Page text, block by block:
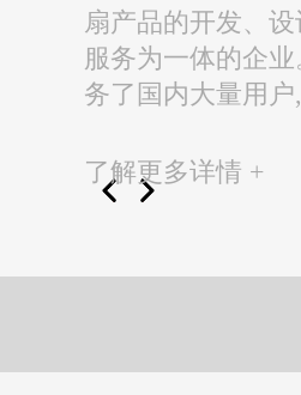
扇产品的开发、
服务为一体的企
务了国内大量用
了解更多详情 +